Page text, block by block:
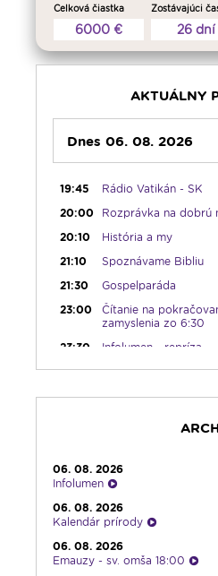
Celková čiastka
6000 €
Zostávajúci
26 dní
AKTUÁLNY
Dnes 06. 08. 2026
12:30
Biblia za rok
13:00
Lumenfórum - štvrtok
17:05
Hudobná bodka s
Infolumen
18:00
Emauzy - sv. omša
19:00
Ruženec svetla
19:30
Vešpery
19:45
Rádio Vatikán - SK
20:00
Rozprávka na dobrú
20:10
História a my
21:10
Spoznávame Bibliu
21:30
Gospelparáda
23:00
Čítanie na
zamyslenia zo 6:30
23:30
Infolumen - repríza
06. 08. 2026
Infolumen
06. 08. 2026
Kalendár prírody
06. 08. 2026
Emauzy - sv. omša 18:00